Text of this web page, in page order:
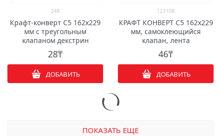
248
Крафт-конверт С5 162х229
мм с треугольным
клапаном декстрин
28₸
ДОБАВИТЬ
123108
КРАФТ КОНВЕРТ С5 162х229
мм, самоклеющийся
клапан, лента
46₸
ДОБАВИТЬ
ПОКАЗАТЬ ЕЩЕ